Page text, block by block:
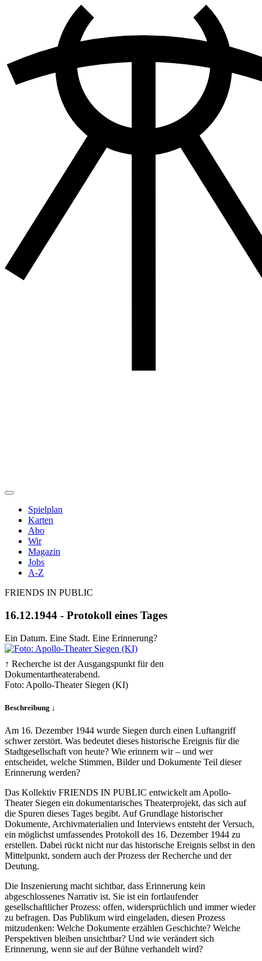
Spielplan
Karten
Abo
Wir
Magazin
Jobs
A-Z
FRIENDS IN PUBLIC
16.12.1944 - Protokoll eines Tages
Ein Datum. Eine Stadt. Eine Erinnerung?
↑ Recherche ist der Ausgangspunkt für den
Dokumentartheaterabend.
Foto: Apollo-Theater Siegen (KI)
Beschreibung ↓
Am 16. Dezember 1944 wurde Siegen durch einen Luftangriff
schwer zerstört. Was bedeutet dieses historische Ereignis für die
Stadtgesellschaft von heute? Wie erinnern wir – und wer
entscheidet, welche Stimmen, Bilder und Dokumente Teil dieser
Erinnerung werden?
Das Kollektiv FRIENDS IN PUBLIC entwickelt am Apollo-
Theater Siegen ein dokumentarisches Theaterprojekt, das sich auf
die Spuren dieses Tages begibt. Auf Grundlage historischer
Dokumente, Archivmaterialien und Interviews entsteht der Versuch,
ein möglichst umfassendes Protokoll des 16. Dezember 1944 zu
erstellen. Dabei rückt nicht nur das historische Ereignis selbst in den
Mittelpunkt, sondern auch der Prozess der Recherche und der
Deutung.
Die Inszenierung macht sichtbar, dass Erinnerung kein
abgeschlossenes Narrativ ist. Sie ist ein fortlaufender
gesellschaftlicher Prozess: offen, widersprüchlich und immer wieder
zu befragen. Das Publikum wird eingeladen, diesen Prozess
mitzudenken: Welche Dokumente erzählen Geschichte? Welche
Perspektiven bleiben unsichtbar? Und wie verändert sich
Erinnerung, wenn sie auf der Bühne verhandelt wird?